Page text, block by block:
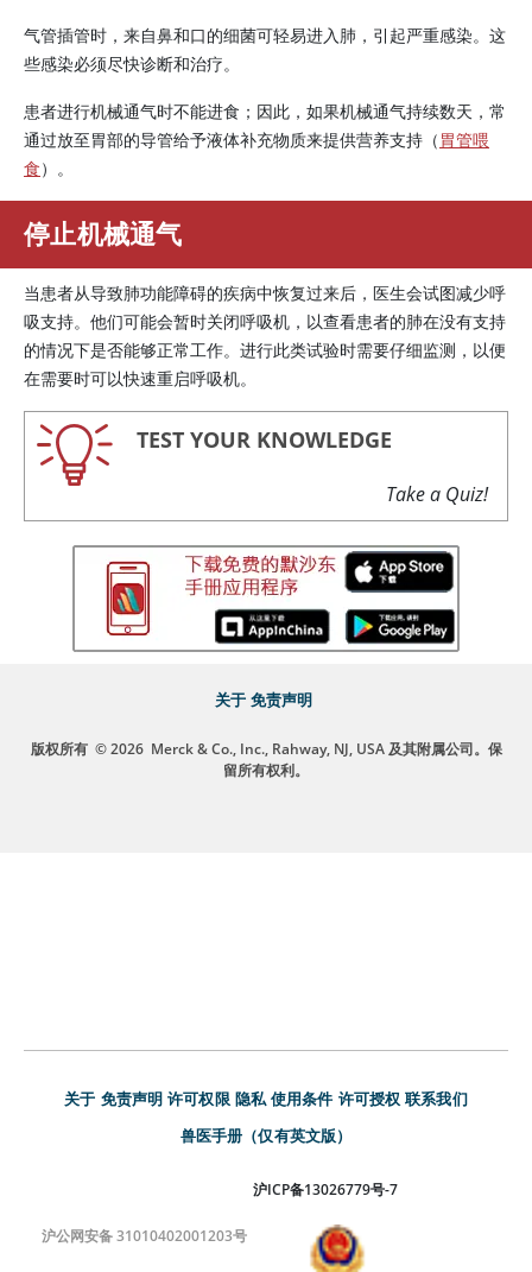
气管插管时，来自鼻和口的细菌可轻易进入肺，引起严重感染。这
些感染必须尽快诊断和治疗。
患者进行机械通气时不能进食；因此，如果机械通气持续数天，常
通过放至胃部的导管给予液体补充物质来提供营养支持（ 胃管喂
食）。
停止机械通气
当患者从导致肺功能障碍的疾病中恢复过来后，医生会试图减少呼
吸支持。他们可能会暂时关闭呼吸机，以查看患者的肺在没有支持
的情况下是否能够正常工作。进行此类试验时需要仔细监测，以便
在需要时可以快速重启呼吸机。
TEST YOUR KNOWLEDGE
Take a Quiz!
关于 免责声明
版权所有 © 2026 Merck & Co., Inc., Rahway, NJ, USA 及其附属公司。保
留所有权利。
关于 免责声明 许可权限 隐私 使用条件 许可授权 联系我们
兽医手册（仅有英文版）
沪ICP备13026779号-7
沪公网安备 31010402001203号